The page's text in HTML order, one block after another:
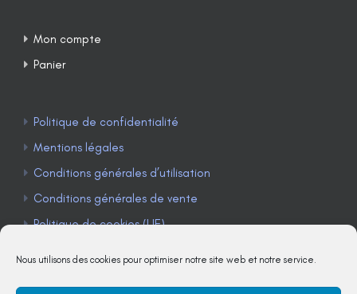
Nous utilisons des cookies pour optimiser notre site web et notre service.
Mon compte
Panier
Politique de confidentialité
Mentions légales
Conditions générales d’utilisation
Conditions générales de vente
Politique de cookies (UE)